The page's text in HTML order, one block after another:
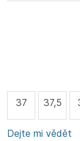
37
37,5
Dejte mi vědět